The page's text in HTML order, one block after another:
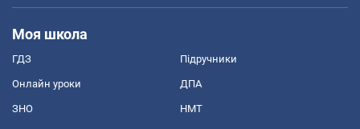
Моя школа
ГДЗ Підручники
Онлайн уроки ДПА
ЗНО НМТ